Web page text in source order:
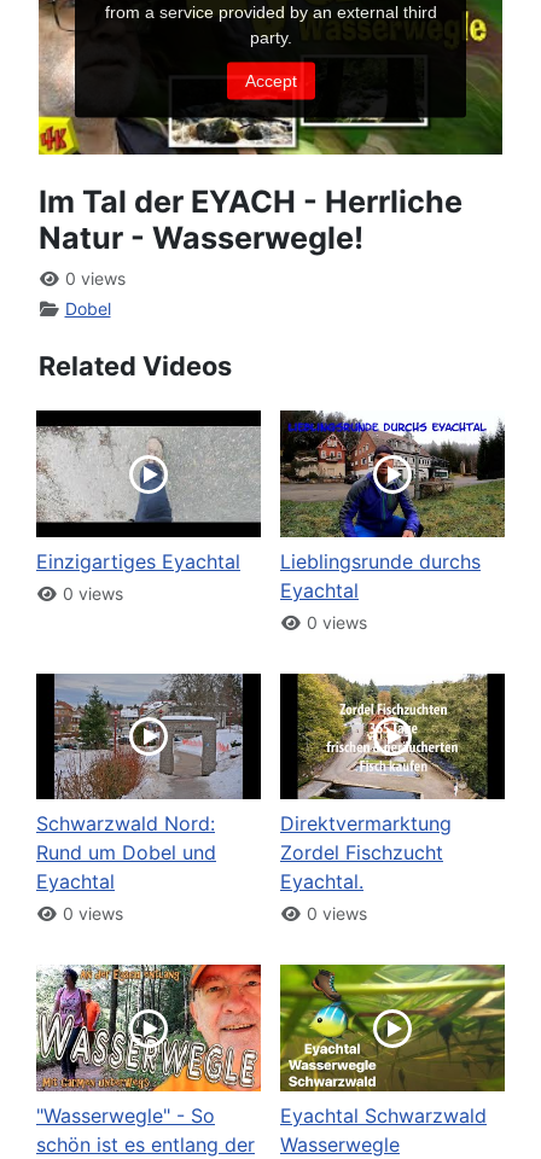
Im Tal der EYACH - Herrliche
Natur - Wasserwegle!
0 views
Dobel
Related Videos
Einzigartiges Eyachtal
0 views
Lieblingsrunde durchs
Eyachtal
0 views
Schwarzwald Nord:
Rund um Dobel und
Eyachtal
0 views
Direktvermarktung
Zordel Fischzucht
Eyachtal.
0 views
"Wasserwegle" - So
schön ist es entlang der
Eyachtal Schwarzwald
Wasserwegle